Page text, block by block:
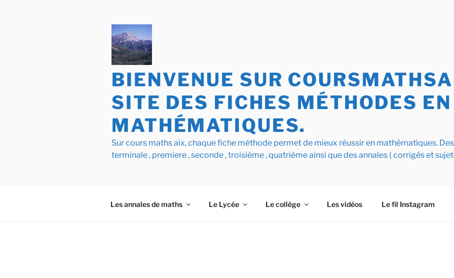
BIENVENUE SUR
SITE DES FICHES MÉTHODES EN
MATHÉMATIQUES.
Sur cours maths aix, chaque fiche méthode permet de mieux réussir en mathématiques.
terminale , premiere , seconde , troisième , quatrième ainsi que des annales ( corrigés et
Les annales de maths Le Lycée Le collège Les vidéos Le fil Instagram